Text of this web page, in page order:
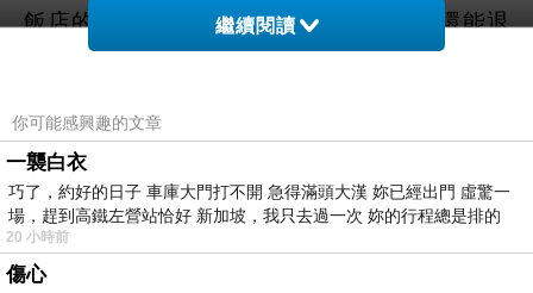
飯店的話在
HOTELS.COM訂的話訂貴了還能退
價差！沒在怕的！（這點超棒！）
3.附加服務及設施設備：例如免費wifi/泳池/健身
房/早餐/盥洗用具，care這些的人建議在找房時
注意一下喔！
4.實際評價：最怕住到就是圖文不符的，這真的
繼續閱讀
你可能感興趣的文章
一襲白衣
巧了，約好的日子 車庫大門打不開 急得滿頭大漢 妳已經出門 虛驚一
場，趕到高鐵左營站恰好 新加坡，我只去過一次 妳的行程總是排的
20 小時前
傷心